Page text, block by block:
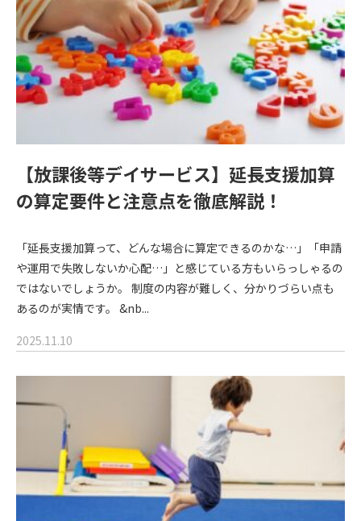
【放課後等デイサービス】延長支援加算
の算定要件と注意点を徹底解説！
「延長支援加算って、どんな場合に算定できるのかな…」「申請
や運用で失敗しないか心配…」と感じている方もいらっしゃるの
ではないでしょうか。 制度の内容が難しく、分かりづらい点も
あるのが実情です。 &nb...
2025.11.10